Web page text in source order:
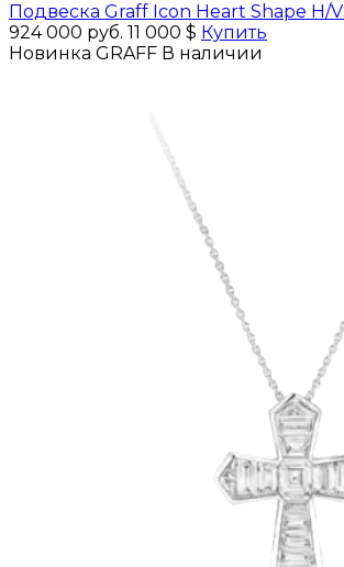
Подвеска Graff Icon Heart Shape H/
924 000 руб. 11 000 $ Купить
Новинка GRAFF В наличии